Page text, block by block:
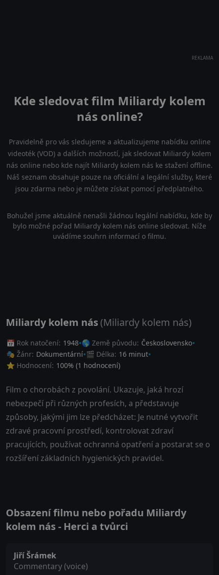
REKLAMA
Kde sledovat film Miliardy kolem
nás online?
Pravidelně pro vás sledujeme a aktualizujeme nabídku online
videoték (VOD) a dalších možností, jak sledovat Miliardy kolem
nás online nebo kde najít Miliardy kolem nás ke stažení offline.
Náš seznam obsahuje pouze na oficiální a legální služby, které
jsou zdarma nebo je můžete získat pomocí předplatného.
Bohužel jsme aktuálně nenašli žádnou legální nabídku, kde by
bylo možné pořad Miliardy kolem nás online sledovat. Níže
uvádíme souhrn informací o filmu.
Miliardy kolem nás (Miliardy kolem nás)
📅 Rok natočení: 1948 🌎 Země původu: Československo
🎭 Žánr: Dokumentární 🎬 Délka: 16 minut
⭐ Hodnocení: 100% (1 hodnocení)
Film o chorobách z povolání. Ukazuje, jaká hrozí
nebezpečí při různých profesích, a představuje
způsoby, jakými jim lze předcházet: Je nutné vytvořit
zdravé pracovní prostředí, kontrolovat zdraví
pracujících, používat ochranná opatření a postarat se o
rozšíření základních hygienických pravidel.
Obsazení filmu nebo pořadu Miliardy
kolem nás - Herci a tvůrci
Jiří Šrámek
Commentary (voice)